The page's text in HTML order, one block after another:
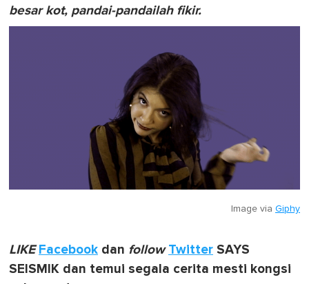
besar kot, pandai-pandailah fikir.
Image via Giphy
LIKE Facebook dan follow Twitter SAYS
SEISMIK dan temui segala cerita mesti kongsi